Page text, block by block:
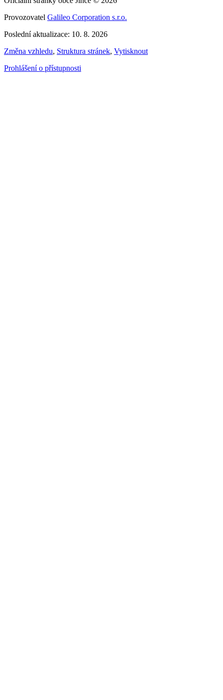
Provozovatel Galileo Corporation s.r.o.
Poslední aktualizace: 10. 8. 2026
Změna vzhledu, Struktura stránek, Vytisknout
Prohlášení o přístupnosti